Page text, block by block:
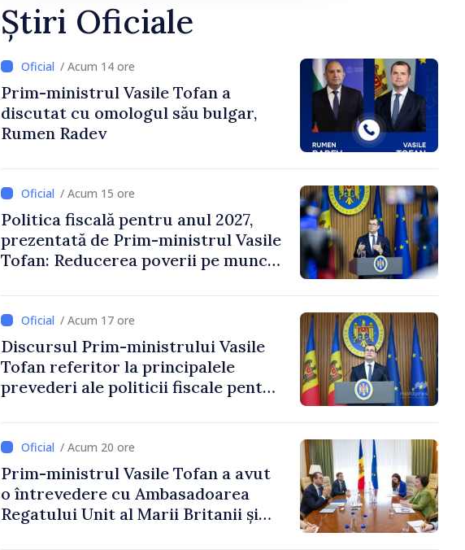
Știri Oficiale
/ Acum 14 ore
Prim-ministrul Vasile Tofan a
discutat cu omologul său bulgar,
Rumen Radev
/ Acum 15 ore
Politica fiscală pentru anul 2027,
prezentată de Prim-ministrul Vasile
Tofan: Reducerea poverii pe muncă,
/ Acum 17 ore
Discursul Prim-ministrului Vasile
Tofan referitor la principalele
prevederi ale politicii fiscale pentru
/ Acum 20 ore
Prim-ministrul Vasile Tofan a avut
o întrevedere cu Ambasadoarea
Regatului Unit al Marii Britanii și